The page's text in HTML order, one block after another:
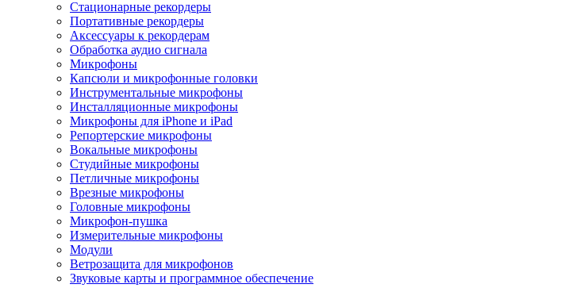
Стационарные рекордеры
Портативные рекордеры
Аксессуары к рекордерам
Обработка аудио сигнала
Микрофоны
Капсюли и микрофонные головки
Инструментальные микрофоны
Инсталляционные микрофоны
Микрофоны для iPhone и iPad
Репортерские микрофоны
Вокальные микрофоны
Студийные микрофоны
Петличные микрофоны
Врезные микрофоны
Головные микрофоны
Микрофон-пушка
Измерительные микрофоны
Модули
Ветрозащита для микрофонов
Звуковые карты и программное обеспечение